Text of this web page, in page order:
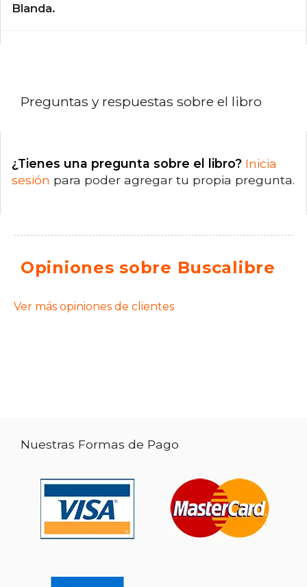
Blanda.
Preguntas y respuestas sobre el libro
¿Tienes una pregunta sobre el libro? Inicia
sesión para poder agregar tu propia pregunta.
Opiniones sobre Buscalibre
Ver más opiniones de clientes
Nuestras Formas de Pago